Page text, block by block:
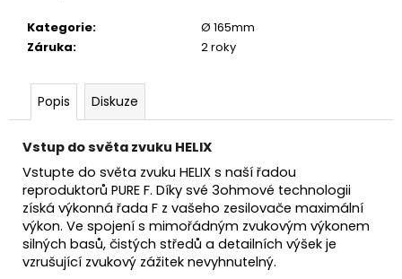
Kategorie:
Ø 165mm
Záruka: 2 roky
Popis Diskuze
Vstup do světa zvuku HELIX
Vstupte do světa zvuku HELIX s naší řadou
reproduktorů PURE F. Díky své 3ohmové technologii
získá výkonná řada F z vašeho zesilovače maximální
výkon. Ve spojení s mimořádným zvukovým výkonem
silných basů, čistých středů a detailních výšek je
vzrušující zvukový zážitek nevyhnutelný.
č
u
m